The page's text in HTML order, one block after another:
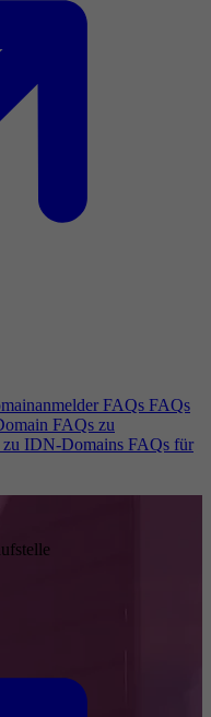
FAQs FAQs
FAQs zu
IDN-Domains FAQs für